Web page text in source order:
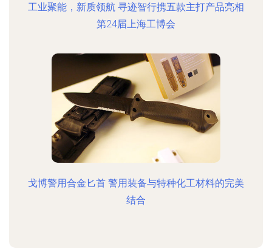
工业聚能，新质领航 寻迹智行携五款主打产品亮相
第24届上海工博会
戈博警用合金匕首 警用装备与特种化工材料的完美
结合